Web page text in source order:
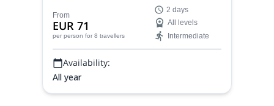
best of Les Corbieres mountain range on
this 2-day trip. d
From
EUR 71
per person for 8 travellers
2 days
All levels
Intermediate
Availability:
All year